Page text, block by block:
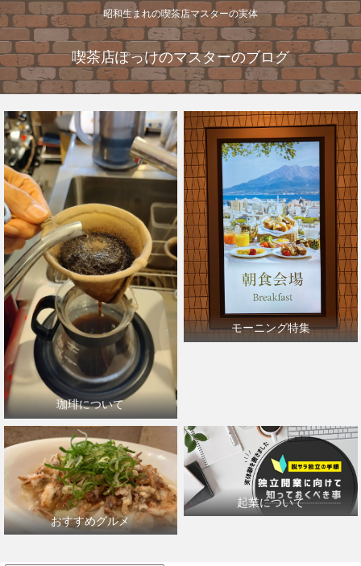
昭和生まれの喫茶店マスターの実体
喫茶店ぽっけのマスターのブログ
珈琲について
モーニング特集
おすすめグルメ
起業について